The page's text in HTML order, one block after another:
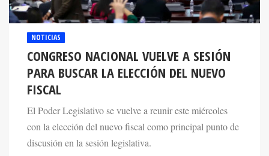
NOTICIAS
CONGRESO NACIONAL VUELVE A SESIÓN
PARA BUSCAR LA ELECCIÓN DEL NUEVO
FISCAL
El Poder Legislativo se vuelve a reunir este miércoles
con la elección del nuevo fiscal como principal punto de
discusión en la sesión legislativa.